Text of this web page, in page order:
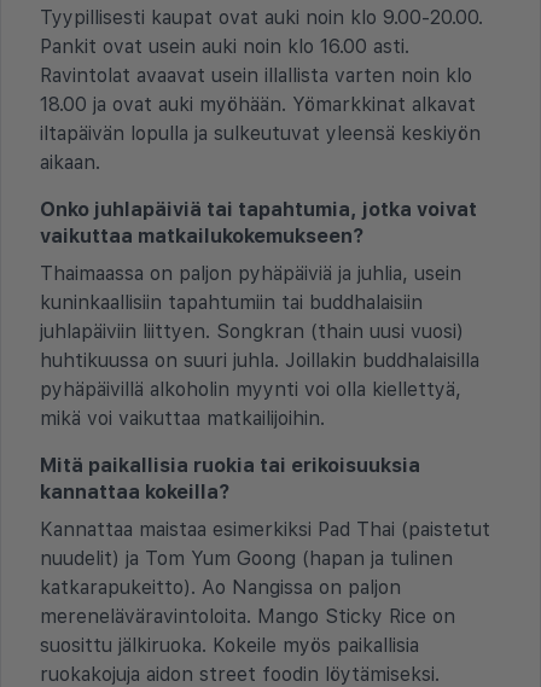
Tyypillisesti kaupat ovat auki noin klo 9.00-20.00.
Pankit ovat usein auki noin klo 16.00 asti.
Ravintolat avaavat usein illallista varten noin klo
18.00 ja ovat auki myöhään. Yömarkkinat alkavat
iltapäivän lopulla ja sulkeutuvat yleensä keskiyön
aikaan.
Onko juhlapäiviä tai tapahtumia, jotka voivat
vaikuttaa matkailukokemukseen?
Thaimaassa on paljon pyhäpäiviä ja juhlia, usein
kuninkaallisiin tapahtumiin tai buddhalaisiin
juhlapäiviin liittyen. Songkran (thain uusi vuosi)
huhtikuussa on suuri juhla. Joillakin buddhalaisilla
pyhäpäivillä alkoholin myynti voi olla kiellettyä,
mikä voi vaikuttaa matkailijoihin.
Mitä paikallisia ruokia tai erikoisuuksia
kannattaa kokeilla?
Kannattaa maistaa esimerkiksi Pad Thai (paistetut
nuudelit) ja Tom Yum Goong (hapan ja tulinen
katkarapukeitto). Ao Nangissa on paljon
mereneläväravintoloita. Mango Sticky Rice on
suosittu jälkiruoka. Kokeile myös paikallisia
ruokakojuja aidon street foodin löytämiseksi.